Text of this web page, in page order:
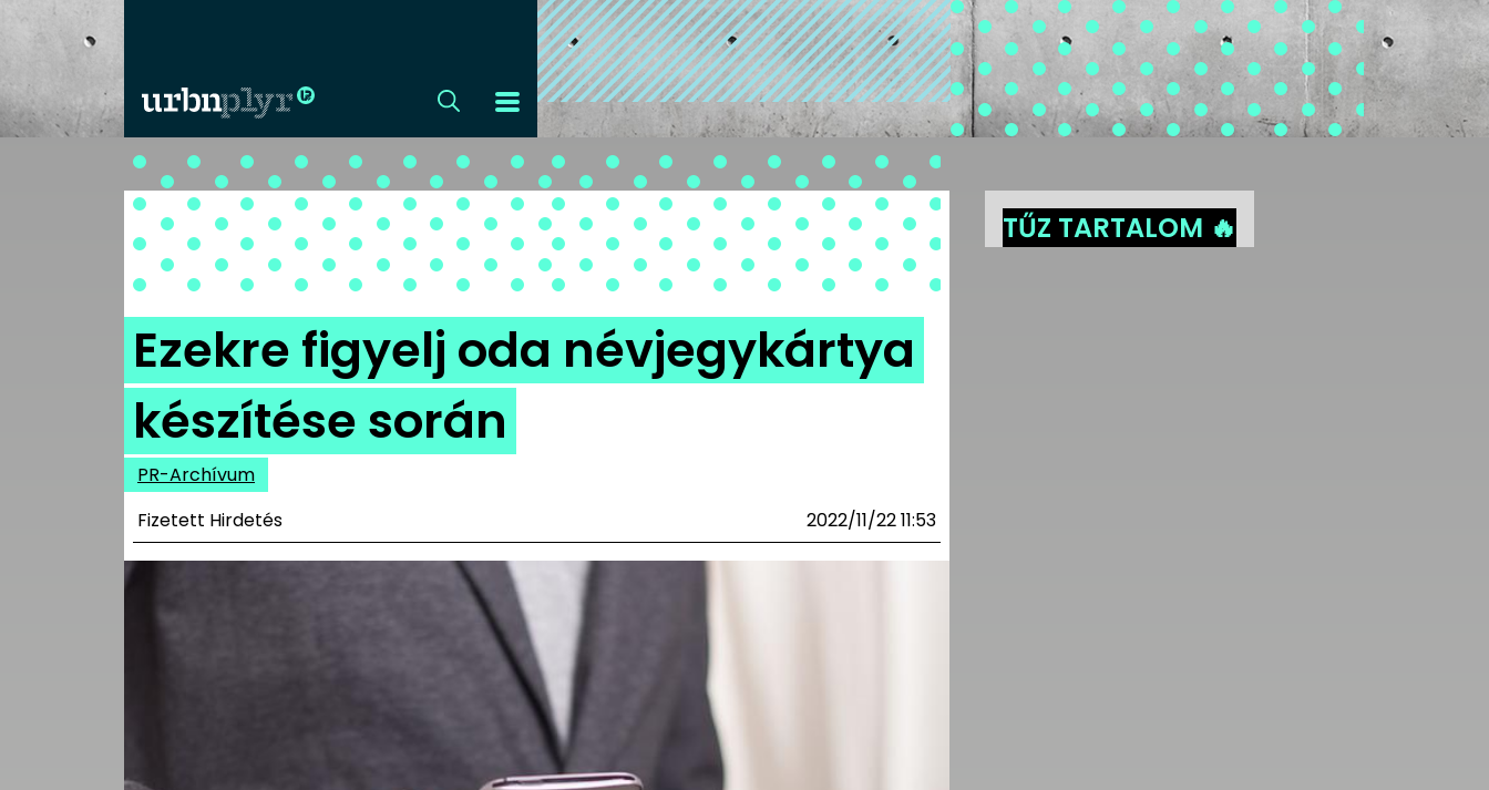
CÍMLAP
DIZÁJN
DIVAT
HIP
KULT
ZENE
Ezekre figyelj oda névjegykártya
készítése során
PR-Archívum
Fizetett Hirdetés
2022/11/22 11:53
TŰZ TARTALOM 🔥